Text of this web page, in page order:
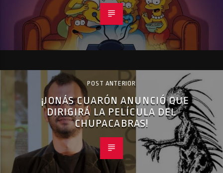
POST ANTERIOR
¡JONÁS CUARÓN ANUNCIÓ QUE
DIRIGIRÁ LA PELÍCULA DEL
CHUPACABRAS!